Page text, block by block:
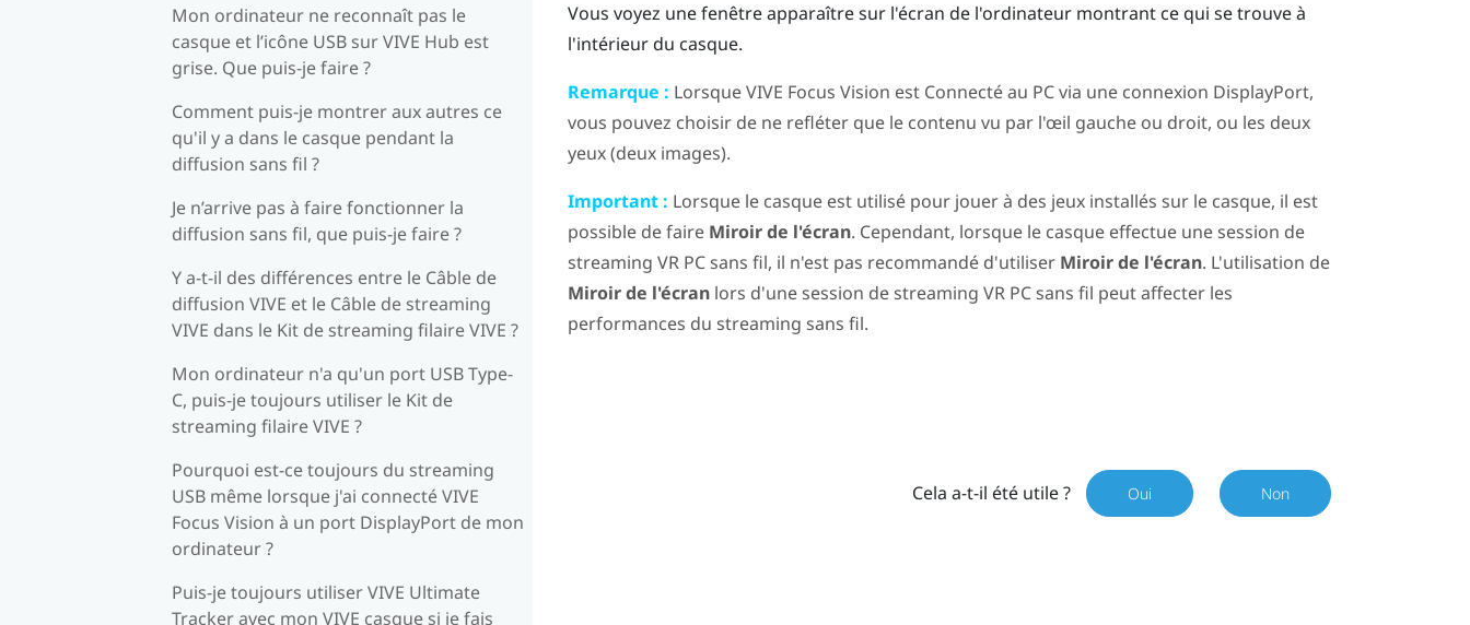
Mon ordinateur ne reconnaît pas le
casque et l’icône USB sur VIVE Hub est
grise. Que puis-je faire ?
Comment puis-je montrer aux autres ce
qu'il y a dans le casque pendant la
diffusion sans fil ?
Je n’arrive pas à faire fonctionner la
diffusion sans fil, que puis-je faire ?
Y a-t-il des différences entre le Câble de
diffusion VIVE et le Câble de streaming
VIVE dans le Kit de streaming filaire VIVE ?
Mon ordinateur n'a qu'un port USB Type-
C, puis-je toujours utiliser le Kit de
streaming filaire VIVE ?
Pourquoi est-ce toujours du streaming
USB même lorsque j'ai connecté VIVE
Focus Vision à un port DisplayPort de mon
ordinateur ?
Puis-je toujours utiliser VIVE Ultimate
Tracker avec mon VIVE casque si je fais
Vous voyez une fenêtre apparaître sur l'écran de l'ordinateur montrant ce qui se trouve à
l'intérieur du casque.
Remarque : LorsqueVIVE Focus Vision est Connecté au PC via une connexion DisplayPort,
vous pouvez choisir de ne refléter que le contenu vu par l'œil gauche ou droit, ou les deux
yeux (deux images).
Important : Lorsque le casque est utilisé pour jouer à des jeux installés sur le casque, il est
possible de faire Miroir de l'écran. Cependant, lorsque le casque effectue une session de
streaming VR PC sans fil, il n'est pas recommandé d'utiliser Miroir de l'écran. L'utilisation de
Miroir de l'écranlors d'une session de streaming VR PC sans fil peut affecter les
performances du streaming sans fil.
Cela a-t-il été utile ? Oui Non